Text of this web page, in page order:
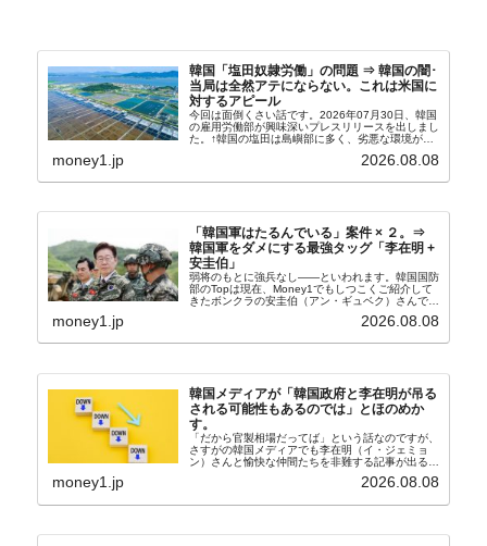
韓国「塩田奴隷労働」の問題 ⇒ 韓国の闇･
当局は全然アテにならない。これは米国に
対するアピール
今回は面倒くさい話です。2026年07月30日、韓国
の雇用労働部が興味深いプレスリリースを出しまし
た。↑韓国の塩田は島嶼部に多く、劣悪な環境が一
たといわれます（後述）。これは、いわゆる「塩田
money1.jp 2026.08.08
「韓国軍はたるんでいる」案件 × ２。⇒
韓国軍をダメにする最強タッグ「李在明 +
安圭伯」
弱将のもとに強兵なし――といわれます。韓国国防
部のTopは現在、Money1でもしつこくご紹介して
きたボンクラの安圭伯（アン・ギュベク）さんで
さんと「韓国初の文官上がり」の国防部長官安圭伯
money1.jp 2026.08.08
韓国メディアが「韓国政府と李在明が吊る
される可能性もあるのでは」とほのめか
す。
「だから官製相場だってば」という話なのですが、
さすがの韓国メディアでも李在明（イ・ジェミョ
ン）さんと愉快な仲間たちを非難する記事が出るよ
『朝鮮日報』に面白い記事が出ています。「東西南
money1.jp 2026.08.08